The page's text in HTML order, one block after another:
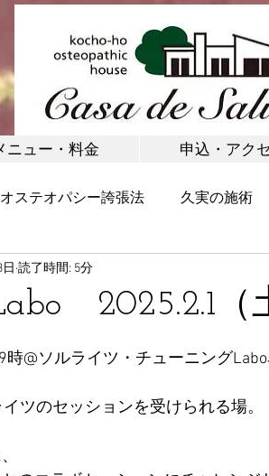
ニュー・料金 申込・アク
オステオパシー誇張法 久実の施術
お客様の声
テオパシー誇張法名古屋クラス フ
2025.2.1（
読了時間: 5分
時@ソルライツ・チューニング
ツのセッションを受けられる場。